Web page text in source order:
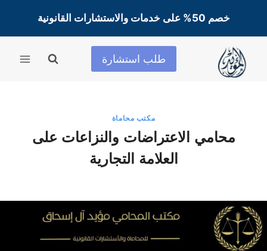
المحتوى
خصم 50% على خدمات والاستشارات القانونية
طلب استشارة
مكتب محاماة
محامي الاعتراضات والنزاعات على
العلامة التجارية